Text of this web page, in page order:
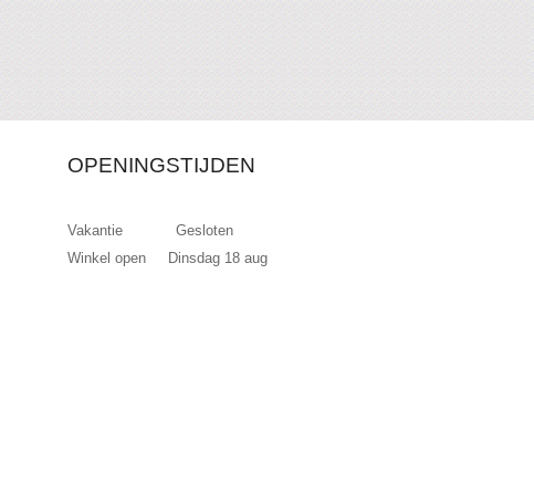
OPENINGSTIJDEN
Vakantie Gesloten
Winkel open Dinsdag 18 aug